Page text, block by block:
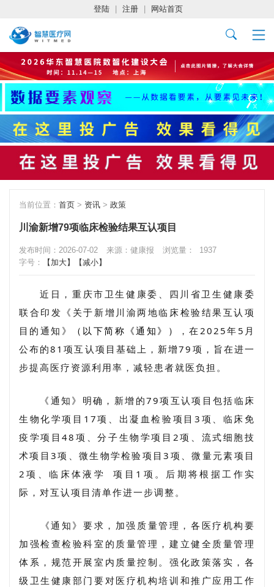
登陆 注册 网站首页
当前位置： 首页 > 资讯 > 政策
川渝新增79项临床检验结果互认项目
发布时间：2026-07-02 来源：健康报 浏览量：
1937
字号：
【加大】 【减小】
近日，重庆市卫生健康委、四川省卫生健康委
联合印发《关于新增川渝两地临床检验结果互认项
目的通知》
（以下简称《通知》）
，在2025年5月
公布的81项互认项目基础上，新增79项，旨在进一
步提高医疗资源利用率，减轻患者就医负担。
《通知》明确，新增的79项互认项目包括临床
生物化学项目17项、出凝血检验项目3项、临床免
疫学项目48项、分子生物学项目2项、流式细胞技
术项目3项、微生物学检验项目3项、微量元素项目
2项、临床体液学
项目1项。后期将根据工作实
际，对互认项目清单作进一步调整。
《通知》要求，加强质量管理，各医疗机构要
加强检查检验科室的质量管理，建立健全质量管理
体系，规范开展室内质量控制。强化政策落实，各
级卫生健康部门要对医疗机构培训和推广应用工作